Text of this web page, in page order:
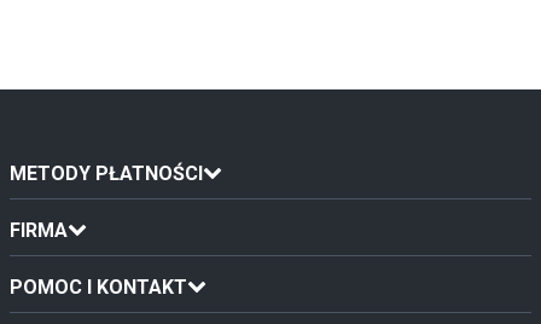
METODY PŁATNOŚCI
FIRMA
POMOC I KONTAKT